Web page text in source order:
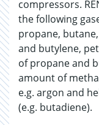
compressors.
the following
propane,
and butylene,
of propane and
amount of
e.g. argon and
(e.g. butadiene).